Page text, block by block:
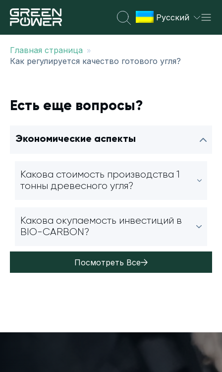
Русский
Главная страница »
Как регулируется качество готового угля?
Есть еще вопросы?
Экономические аспекты
Какова стоимость производства 1
тонны древесного угля?
Какова окупаемость инвестиций в
BIO-CARBON?
Посмотреть Все